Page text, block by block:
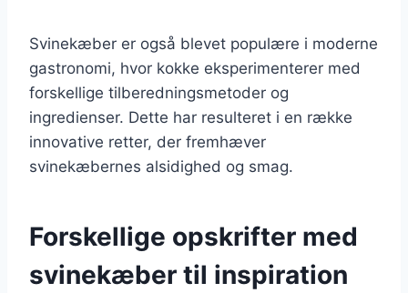
Svinekæber er også blevet populære i moderne
gastronomi, hvor kokke eksperimenterer med
forskellige tilberedningsmetoder og
ingredienser. Dette har resulteret i en række
innovative retter, der fremhæver
svinekæbernes alsidighed og smag.
Forskellige opskrifter med
svinekæber til inspiration